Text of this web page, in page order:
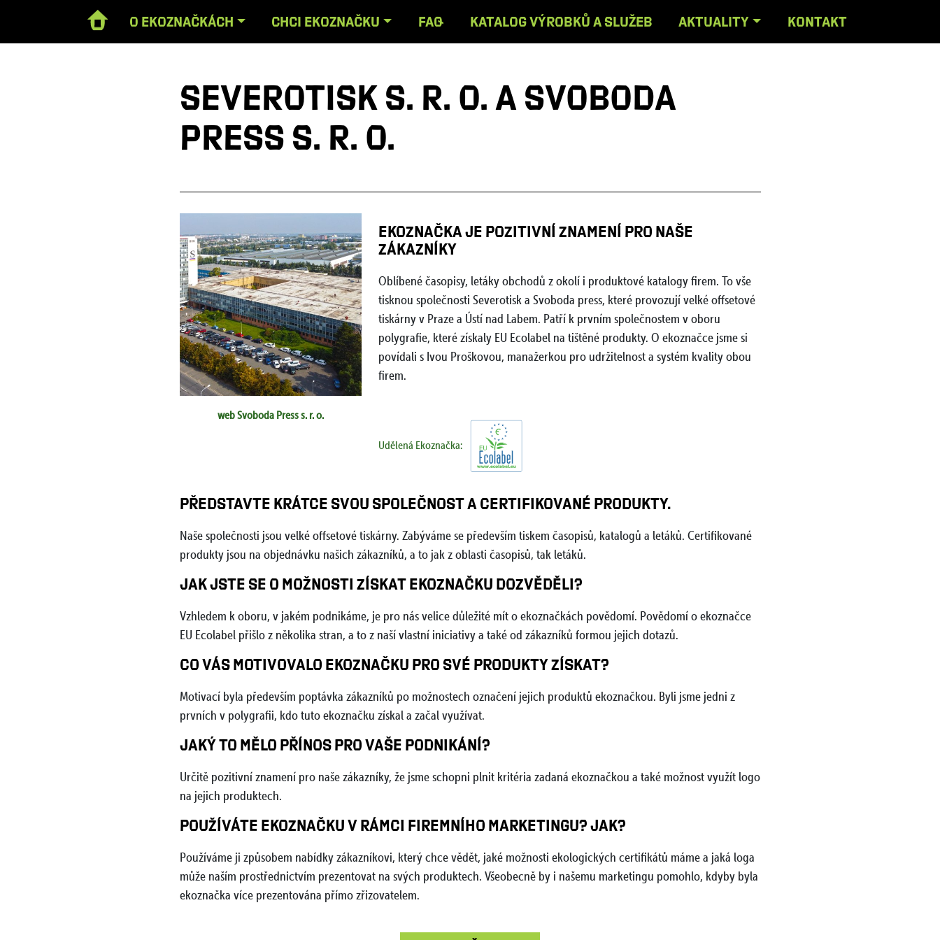
O EKOZNAČKÁCH CHCI EKOZNAČKU FAQ KATALOG VÝROBKŮ A SLUŽEB AKTUALITY KONTAKT
Severotisk s. r. o. a Svoboda
Press s. r. o.
web Svoboda Press s. r. o.
EKOZNAČKA JE POZITIVNÍ ZNAMENÍ PRO NAŠE
ZÁKAZNÍKY
Oblíbené časopisy, letáky obchodů z okolí i produktové katalogy firem. To vše
tisknou společnosti Severotisk a Svoboda press, které provozují velké offsetové
tiskárny v Praze a Ústí nad Labem. Patří k prvním společnostem v oboru
polygrafie, které získaly EU Ecolabel na tištěné produkty. O ekoznačce jsme si
povídali s Ivou Proškovou, manažerkou pro udržitelnost a systém kvality obou
firem.
Udělená Ekoznačka:
PŘEDSTAVTE KRÁTCE SVOU SPOLEČNOST A CERTIFIKOVANÉ PRODUKTY.
Naše společnosti jsou velké offsetové tiskárny. Zabýváme se především tiskem časopisů, katalogů a letáků. Certifikované
produkty jsou na objednávku našich zákazníků, a to jak z oblasti časopisů, tak letáků.
JAK JSTE SE O MOŽNOSTI ZÍSKAT EKOZNAČKU DOZVĚDĚLI?
Vzhledem k oboru, v jakém podnikáme, je pro nás velice důležité mít o ekoznačkách povědomí. Povědomí o ekoznačce
EU Ecolabel přišlo z několika stran, a to z naší vlastní iniciativy a také od zákazníků formou jejich dotazů.
CO VÁS MOTIVOVALO EKOZNAČKU PRO SVÉ PRODUKTY ZÍSKAT?
Motivací byla především poptávka zákazníků po možnostech označení jejich produktů ekoznačkou. Byli jsme jedni z
prvních v polygrafii, kdo tuto ekoznačku získal a začal využívat.
JAKÝ TO MĚLO PŘÍNOS PRO VAŠE PODNIKÁNÍ?
Určitě pozitivní znamení pro naše zákazníky, že jsme schopni plnit kritéria zadaná ekoznačkou a také možnost využít logo
na jejich produktech.
POUŽÍVÁTE EKOZNAČKU V RÁMCI FIREMNÍHO MARKETINGU? JAK?
Používáme ji způsobem nabídky zákazníkovi, který chce vědět, jaké možnosti ekologických certifikátů máme a jaká loga
může naším prostřednictvím prezentovat na svých produktech. Všeobecně by i našemu marketingu pomohlo, kdyby byla
ekoznačka více prezentována přímo zřizovatelem.